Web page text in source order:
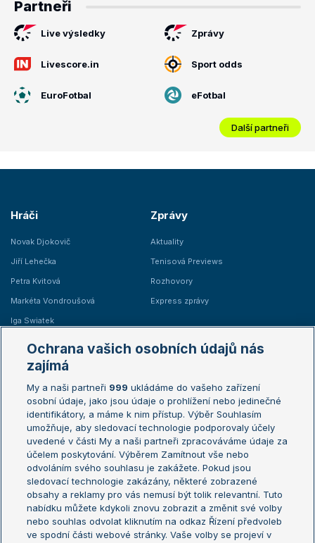
Partneři
Live výsledky Zprávy
Livescore.in Sport odds
EuroFotbal eFotbal
Další partneři
Hráči
Novak Djokovič
Jiří Lehečka
Petra Kvitová
Markéta Vondroušová
Iga Swiatek
Zprávy
Aktuality
Tenisová Previews
Rozhovory
Express zprávy
Žebříčky
Žebříček ATP (muži)
Žebříček WTA (ženy)
Sázkařský žebříček
Australian Open
French Open
Wimbledon
US Open
Turnaj mistrů
Turnaj mistryň
Aktualní trendy
Fotbalové přestupy
Ochrana vašich osobních údajů nás
zajímá
My a naši partneři 999 ukládáme do vašeho zařízení
osobní údaje, jako jsou údaje o prohlížení nebo jedinečné
identifikátory, a máme k nim přístup. Výběr Souhlasím
umožňuje, aby sledovací technologie podporovaly účely
uvedené v části My a naši partneři zpracováváme údaje za
účelem poskytování. Výběrem Zamítnout vše nebo
odvoláním svého souhlasu je zakážete. Pokud jsou
sledovací technologie zakázány, některé zobrazené
obsahy a reklamy pro vás nemusí být tolik relevantní. Tuto
nabídku můžete kdykoli znovu zobrazit a změnit své volby
nebo souhlas odvolat kliknutím na odkaz Řízení předvoleb
ve spodní části webové stránky. Vaše volby se projeví v